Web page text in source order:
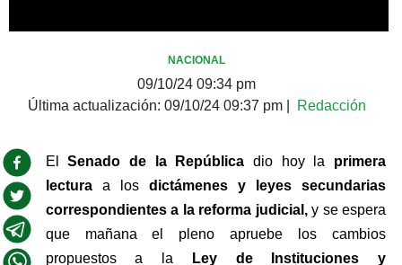
NACIONAL
09/10/24 09:34 pm
Última actualización: 09/10/24 09:37 pm| Redacción
El Senado de la República dio hoy la primera
lectura a los dictámenes y leyes secundarias
correspondientes a la reforma judicial, y se espera
que mañana el pleno apruebe los cambios
propuestos a la Ley de Instituciones y